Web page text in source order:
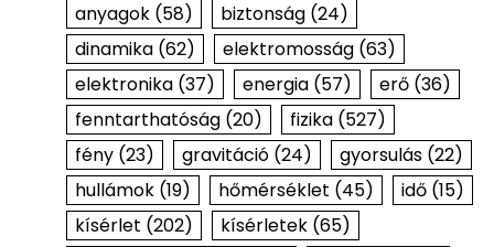
anyagok(58) biztonság(24)
dinamika(62) elektromosság(63)
elektronika(37) energia(57) erő(36)
fenntarthatóság(20) fizika(527)
fény(23) gravitáció(24) gyorsulás(22)
hullámok(19) hőmérséklet (45) idő(15)
kísérlet (202) kísérletek(65)